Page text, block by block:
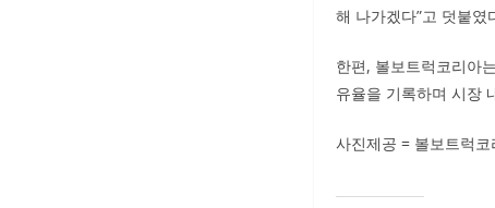
해 나가겠다”고 덧붙였
한편, 볼보트럭코리아
유율을 기록하며 시장
사진제공 = 볼보트럭코